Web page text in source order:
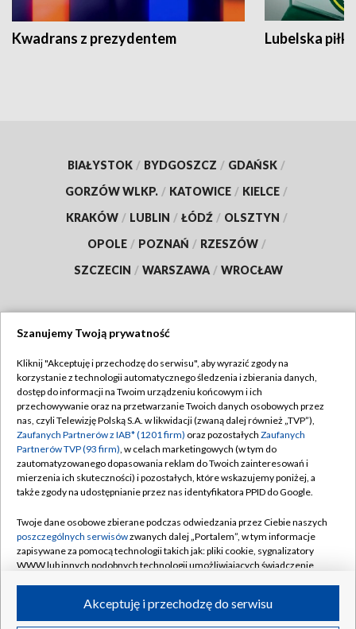
Kwadrans z prezydentem Lubelska piłka
BIAŁYSTOK / BYDGOSZCZ / GDAŃSK /
GORZÓW WLKP. / KATOWICE / KIELCE /
KRAKÓW / LUBLIN / ŁÓDŹ / OLSZTYN /
OPOLE / POZNAŃ / RZESZÓW /
SZCZECIN / WARSZAWA / WROCŁAW
TVP
Abonament TVP
Emisja w TVP
Centrum informacji TVP
Naziemna Telewizja Cyfrowa
Rada Programowa
System NOS
Informacje o nadawcy
Program dla prasy
Regulamin TVP
Polityka prywatności
Moje zgody
Pomoc
Kontakt
Kanały
Szanujemy Twoją prywatność
Kliknij "Akceptuję i przechodzę do serwisu", aby wyrazić zgody na
korzystanie z technologii automatycznego śledzenia i zbierania danych,
dostęp do informacji na Twoim urządzeniu końcowym i ich
przechowywanie oraz na przetwarzanie Twoich danych osobowych przez
nas, czyli Telewizję Polską S.A. w likwidacji (zwaną dalej również „TVP”),
Zaufanych Partnerów z IAB* (1201 firm) oraz pozostałych Zaufanych
Partnerów TVP (93 firm), w celach marketingowych (w tym do
zautomatyzowanego dopasowania reklam do Twoich zainteresowań i
mierzenia ich skuteczności) i pozostałych, które wskazujemy poniżej, a
także zgody na udostępnianie przez nas identyfikatora PPID do Google.
Twoje dane osobowe zbierane podczas odwiedzania przez Ciebie naszych
poszczególnych serwisówzwanych dalej „Portalem”, w tym informacje
zapisywane za pomocą technologii takich jak: pliki cookie, sygnalizatory
WWW lub innych podobnych technologii umożliwiających świadczenie
ruchu w Internecie.Akceptuję i przechodzę do serwisu